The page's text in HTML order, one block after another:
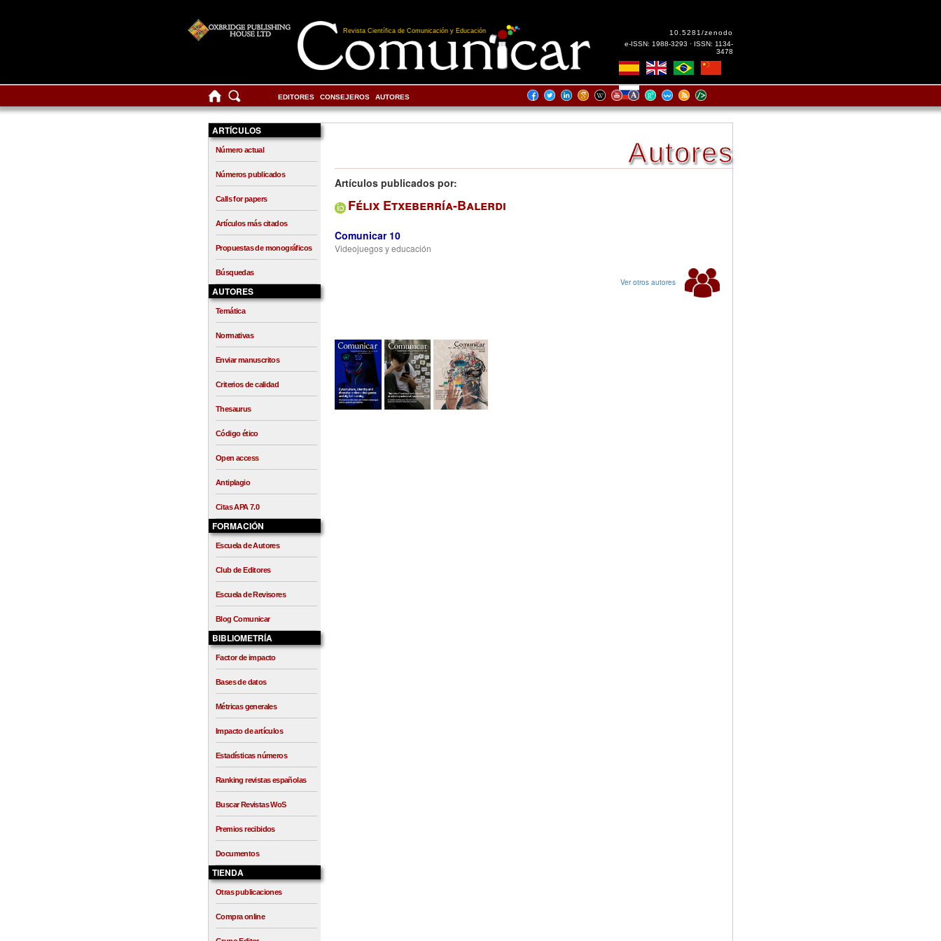
Revista Científica de Comunicación y Educación
10.5281/zenodo
e-ISSN: 1988-3293 · ISSN: 1134-
3478
EDITORES CONSEJEROS AUTORES
ARTÍCULOS
Número actual
Números publicados
Calls for papers
Artículos más citados
Propuestas de monográficos
Búsquedas
AUTORES
Temática
Normativas
Enviar manuscritos
Criterios de calidad
Thesaurus
Código ético
Open access
Antiplagio
Citas APA 7.0
FORMACIÓN
Escuela de Autores
Club de Editores
Escuela de Revisores
Blog Comunicar
BIBLIOMETRÍA
Factor de impacto
Bases de datos
Métricas generales
Impacto de artículos
Estadísticas números
Ranking revistas españolas
Buscar Revistas WoS
Premios recibidos
Documentos
TIENDA
Otras publicaciones
Compra online
Autores
Artículos publicados por:
Félix Etxeberría-Balerdi
Comunicar 10
Videojuegos y educación
Ver otros autores